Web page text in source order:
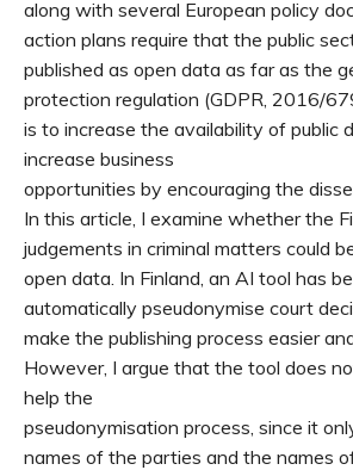
along with several European policy
action plans require that the public
published as open data as far as the
protection regulation (GDPR, 2016/
is to increase the availability of public
increase business
opportunities by encouraging the
In this article, I examine whether the
judgements in criminal matters could
open data. In Finland, an AI tool has
automatically pseudonymise court
make the publishing process easier
However, I argue that the tool does
help the
pseudonymisation process, since it
names of the parties and the names